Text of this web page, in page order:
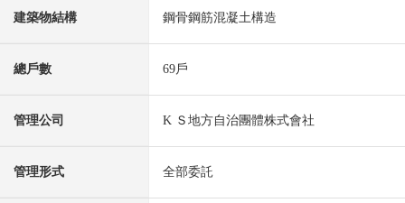
建築物結構 鋼骨鋼筋混凝土構造
總戶數 69戶
管理公司 K Ｓ地方自治團體株式會社
管理形式 全部委託